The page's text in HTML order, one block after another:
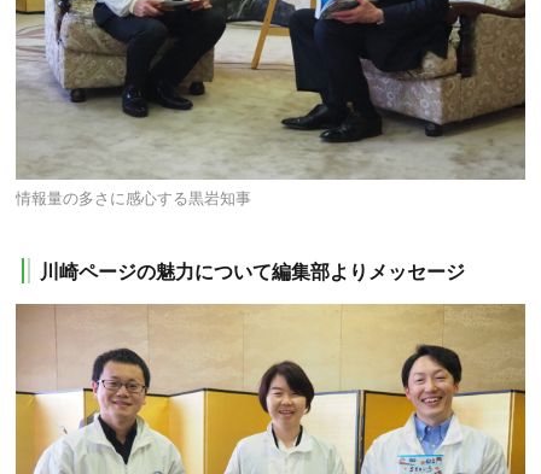
情報量の多さに感心する黒岩知事
川崎ページの魅力について編集部よりメッセージ